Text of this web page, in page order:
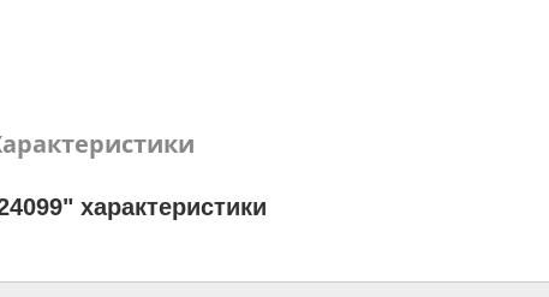
характеристики